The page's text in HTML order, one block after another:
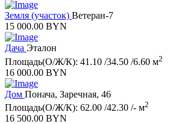
Земля (участок) Ветеран-7
15 000.00 BYN
Дача Эталон
Площадь(О/Ж/К): 41.10 /34.50 /6.60 м2
16 000.00 BYN
Дом Понача, Заречная, 46
Площадь(О/Ж/К): 62.00 /42.30 /- м2
16 500.00 BYN